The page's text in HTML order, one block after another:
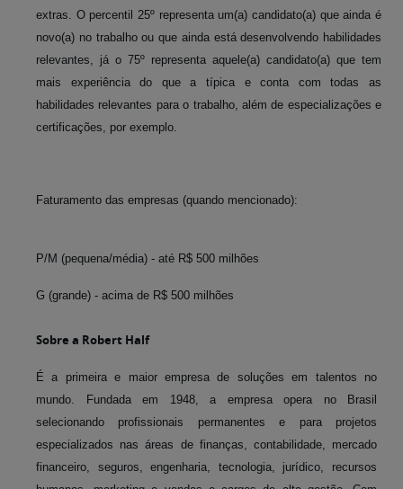
extras. O percentil 25º representa um(a) candidato(a) que ainda é
novo(a) no trabalho ou que ainda está desenvolvendo habilidades
relevantes, já o 75º representa aquele(a) candidato(a) que tem
mais experiência do que a típica e conta com todas as
habilidades relevantes para o trabalho, além de especializações e
certificações, por exemplo.
Faturamento das empresas (quando mencionado):
P/M (pequena/média) - até R$ 500 milhões
G (grande) - acima de R$ 500 milhões
Sobre a Robert Half
É a primeira e maior empresa de soluções em talentos no
mundo. Fundada em 1948, a empresa opera no Brasil
selecionando profissionais permanentes e para projetos
especializados nas áreas de finanças, contabilidade, mercado
financeiro, seguros, engenharia, tecnologia, jurídico, recursos